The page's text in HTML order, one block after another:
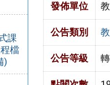
課
檔
)
發佈單位
公告類別
公告等級